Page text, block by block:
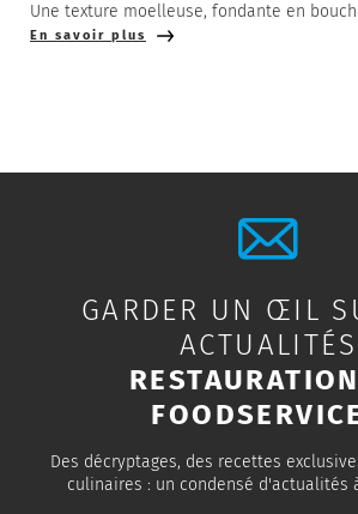
Une texture moelleuse, fondante en
En savoir plus
GARDER UN ŒIL
ACTUALITÉS
Des décryptages, des recettes
culinaires : un condensé d'actualités